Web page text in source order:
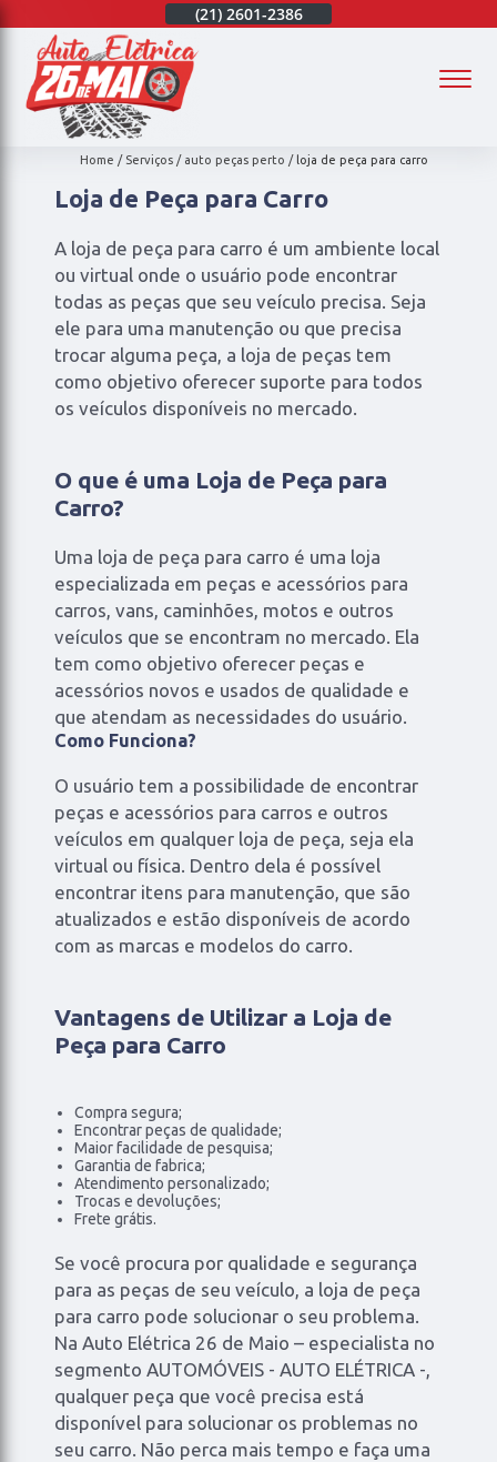
(21) 2601-2386
Home Serviços auto peças perto loja de peça para carro
Loja de Peça para Carro
A loja de peça para carro é um ambiente local
ou virtual onde o usuário pode encontrar
todas as peças que seu veículo precisa. Seja
ele para uma manutenção ou que precisa
trocar alguma peça, a loja de peças tem
como objetivo oferecer suporte para todos
os veículos disponíveis no mercado.
O que é uma Loja de Peça para
Carro?
Uma loja de peça para carro é uma loja
especializada em peças e acessórios para
carros, vans, caminhões, motos e outros
veículos que se encontram no mercado. Ela
tem como objetivo oferecer peças e
acessórios novos e usados de qualidade e
que atendam as necessidades do usuário.
Como Funciona?
O usuário tem a possibilidade de encontrar
peças e acessórios para carros e outros
veículos em qualquer loja de peça, seja ela
virtual ou física. Dentro dela é possível
encontrar itens para manutenção, que são
atualizados e estão disponíveis de acordo
com as marcas e modelos do carro.
Vantagens de Utilizar a Loja de
Peça para Carro
Compra segura;
Encontrar peças de qualidade;
Maior facilidade de pesquisa;
Garantia de fabrica;
Atendimento personalizado;
Trocas e devoluções;
Frete grátis.
Se você procura por qualidade e segurança
para as peças de seu veículo, a loja de peça
para carro pode solucionar o seu problema.
Na Auto Elétrica 26 de Maio – especialista no
segmento AUTOMÓVEIS - AUTO ELÉTRICA -,
qualquer peça que você precisa está
disponível para solucionar os problemas no
seu carro. Não perca mais tempo e faça uma